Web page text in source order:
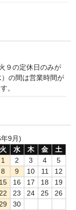
伊賀市）
町）
）
９の定休日のみが
の間は営業時間が
。
9月)
火 水 木 金
土
1
2 3 4
5
8 9 10 11
12
15 16 17 18
19
22 23 24 25
26
29
30